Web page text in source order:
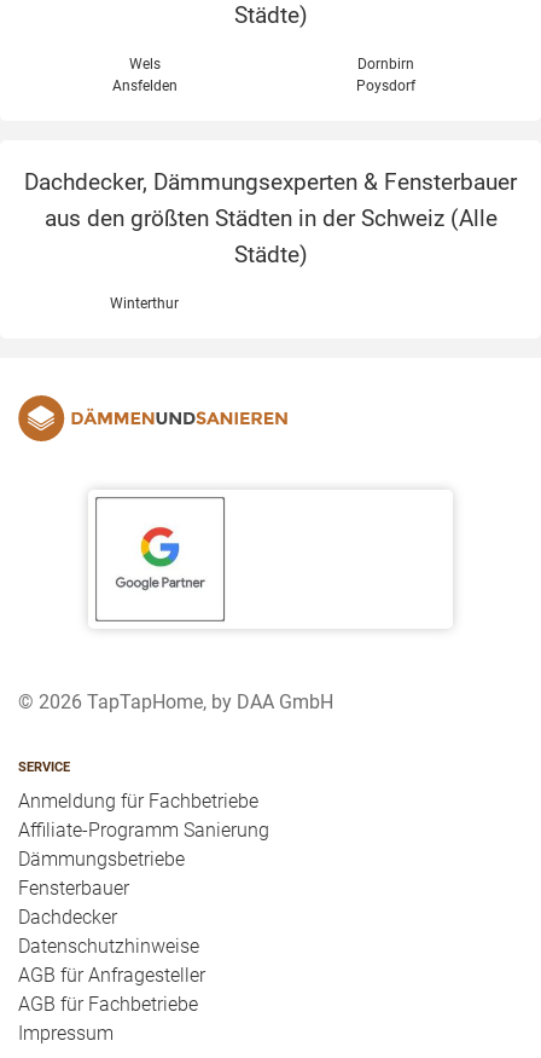
Städte)
Wels
Dornbirn
Ansfelden
Poysdorf
Dachdecker, Dämmungsexperten & Fensterbauer
aus den größten Städten in der Schweiz (Alle
Städte)
Winterthur
© 2026 TapTapHome, by DAA GmbH
SERVICE
Anmeldung für Fachbetriebe
Affiliate-Programm Sanierung
Dämmungsbetriebe
Fensterbauer
Dachdecker
Datenschutzhinweise
AGB für Anfragesteller
AGB für Fachbetriebe
Impressum